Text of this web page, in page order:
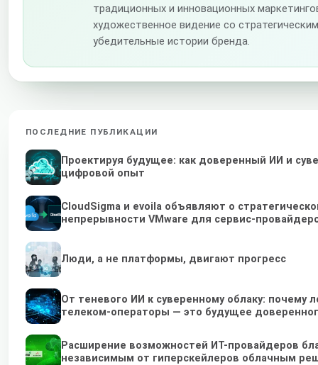
традиционных и инновационных
художественное видение со
убедительные истории бренда.
ПОСЛЕДНИЕ ПУБЛИКАЦИИ
Проектируя будущее: как доверенный ИИ и
цифровой опыт
CloudSigma и evoila объявляют о
непрерывности VMware для сервис-
Люди, а не платформы, двигают прогресс
От теневого ИИ к суверенному облаку: почему
телеком-операторы — это будущее
Расширение возможностей ИТ-провайдеров
независимым от гиперскейлеров облачным